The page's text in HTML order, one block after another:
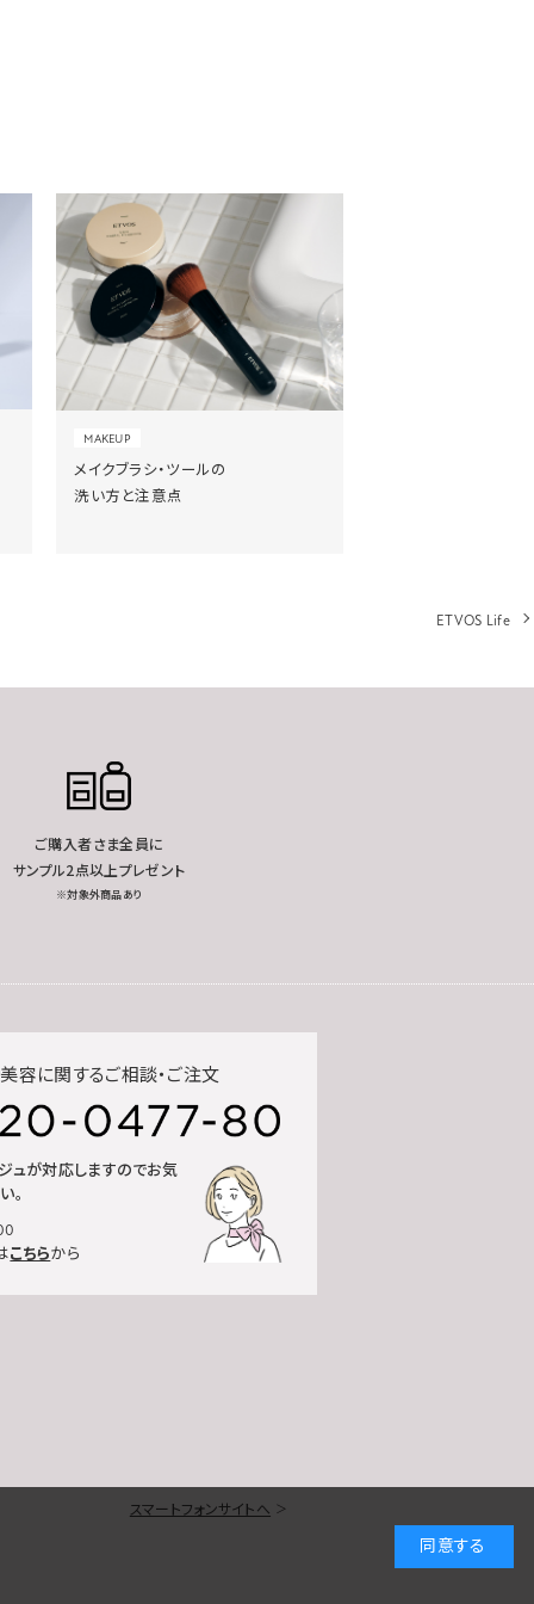
スマートフォンサイトへ
MAKEUP
メイクブラシ・ツールの
洗い方と注意点
ETVOS Life
ご購入者さま全員に
サンプル2点以上プレゼント
※対象外商品あり
容に関するご相談・ご注文
ュが対応しますのでお気
。
こちらから
同意する